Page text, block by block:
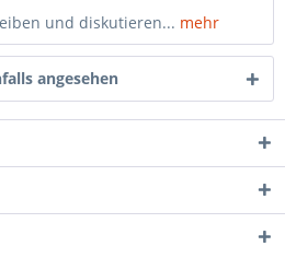
und diskutieren... mehr
angesehen